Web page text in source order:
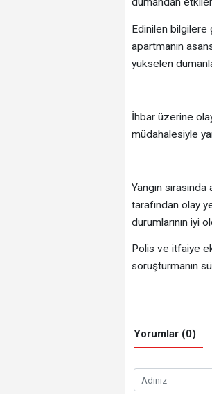
Edinilen bilgilere
apartmanın
yükselen
İhbar üzerine
müdahalesiyle
Yangın
tarafından olay
durumlarının iyi
Polis ve itfaiye
soruşturmanın
Yorumlar (0)